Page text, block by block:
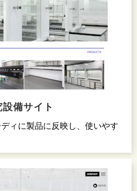
備サイト
ィに製品に反映し、使いやす